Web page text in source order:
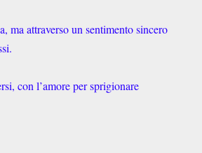
ma attraverso un sentimento sincero
con l’amore per sprigionare